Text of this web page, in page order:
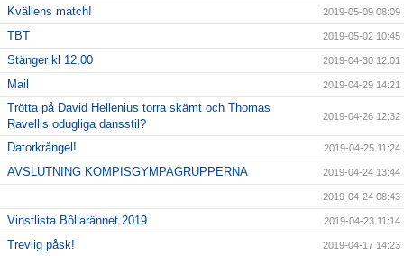
Kvällens match! 2019-05-09 08:09
TBT 2019-05-02 10:45
Stänger kl 12,00 2019-04-30 12:01
Mail 2019-04-29 14:21
Trötta på David Hellenius torra skämt och Thomas
Ravellis odugliga dansstil?
2019-04-26 12:32
Datorkrångel! 2019-04-25 11:24
AVSLUTNING KOMPISGYMPAGRUPPERNA 2019-04-24 13:44
2019-04-24 08:43
Vinstlista Bôllarännet 2019 2019-04-23 11:14
Trevlig påsk! 2019-04-17 14:23